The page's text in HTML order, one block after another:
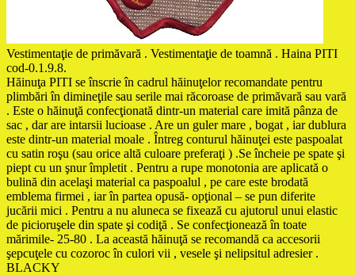
Vestimentaţie de primăvară . Vestimentaţie de toamnă . Haina PITI
cod-0.1.9.8.
Hăinuţa PITI se înscrie în cadrul hăinuţelor recomandate pentru
plimbări în dimineţile sau serile mai răcoroase de primăvară sau vară
. Este o hăinuţă confecţionată dintr-un material care imită pânza de
sac , dar are intarsii lucioase . Are un guler mare , bogat , iar dublura
este dintr-un material moale . Întreg conturul hăinuţei este paspoalat
cu satin roşu (sau orice altă culoare preferaţi ) .Se încheie pe spate şi
piept cu un şnur împletit . Pentru a rupe monotonia are aplicată o
bulină din acelaşi material ca paspoalul , pe care este brodată
emblema firmei , iar în partea opusă- opţional – se pun diferite
jucării mici . Pentru a nu aluneca se fixează cu ajutorul unui elastic
de picioruşele din spate şi codiţă . Se confecţionează în toate
mărimile- 25-80 . La această hăinuţă se recomandă ca accesorii
şepcuţele cu cozoroc în culori vii , vesele şi nelipsitul adresier .
BLACKY